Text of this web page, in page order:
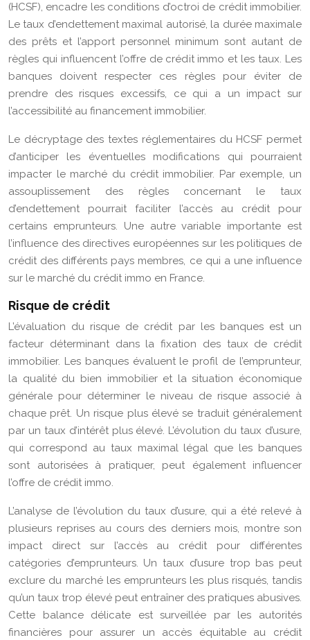
(HCSF), encadre les conditions d’octroi de crédit immobilier.
Le taux d’endettement maximal autorisé, la durée maximale
des prêts et l’apport personnel minimum sont autant de
règles qui influencent l’offre de crédit immo et les taux. Les
banques doivent respecter ces règles pour éviter de
prendre des risques excessifs, ce qui a un impact sur
l’accessibilité au financement immobilier.
Le décryptage des textes réglementaires du HCSF permet
d’anticiper les éventuelles modifications qui pourraient
impacter le marché du crédit immobilier. Par exemple, un
assouplissement des règles concernant le taux
d’endettement pourrait faciliter l’accès au crédit pour
certains emprunteurs. Une autre variable importante est
l’influence des directives européennes sur les politiques de
crédit des différents pays membres, ce qui a une influence
sur le marché du crédit immo en France.
Risque de crédit
L’évaluation du risque de crédit par les banques est un
facteur déterminant dans la fixation des taux de crédit
immobilier. Les banques évaluent le profil de l’emprunteur,
la qualité du bien immobilier et la situation économique
générale pour déterminer le niveau de risque associé à
chaque prêt. Un risque plus élevé se traduit généralement
par un taux d’intérêt plus élevé. L’évolution du taux d’usure,
qui correspond au taux maximal légal que les banques
sont autorisées à pratiquer, peut également influencer
l’offre de crédit immo.
L’analyse de l’évolution du taux d’usure, qui a été relevé à
plusieurs reprises au cours des derniers mois, montre son
impact direct sur l’accès au crédit pour différentes
catégories d’emprunteurs. Un taux d’usure trop bas peut
exclure du marché les emprunteurs les plus risqués, tandis
qu’un taux trop élevé peut entraîner des pratiques abusives.
Cette balance délicate est surveillée par les autorités
financières pour assurer un accès équitable au crédit